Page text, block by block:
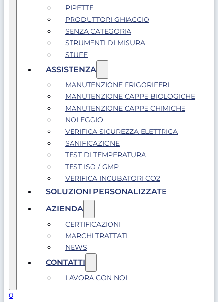
PIPETTE
PRODUTTORI GHIACCIO
SENZA CATEGORIA
STRUMENTI DI MISURA
STUFE
ASSISTENZA
MANUTENZIONE FRIGORIFERI
MANUTENZIONE CAPPE BIOLOGICHE
MANUTENZIONE CAPPE CHIMICHE
NOLEGGIO
VERIFICA SICUREZZA ELETTRICA
SANIFICAZIONE
TEST DI TEMPERATURA
TEST ISO / GMP
VERIFICA INCUBATORI CO2
SOLUZIONI PERSONALIZZATE
AZIENDA
CERTIFICAZIONI
MARCHI TRATTATI
NEWS
CONTATTI
LAVORA CON NOI
0